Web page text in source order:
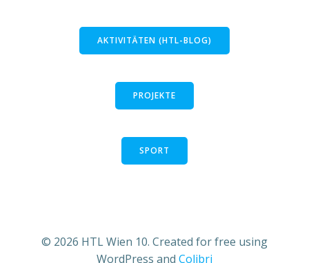
AKTIVITÄTEN (HTL-BLOG)
PROJEKTE
SPORT
© 2026 HTL Wien 10. Created for free using
WordPress and Colibri